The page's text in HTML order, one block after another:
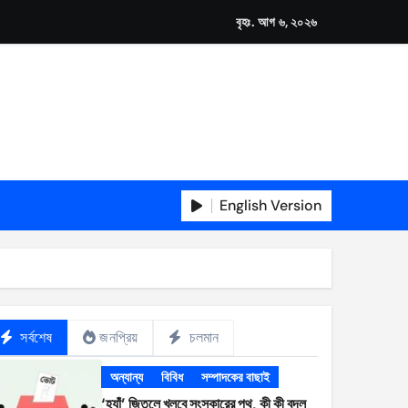
বৃহঃ. আগ ৬, ২০২৬
English Version
সর্বশেষ জনপ্রিয় চলমান
অন্যান্য বিবিধ সম্পাদকের বাছাই
‘হ্যাঁ’ জিতলে খুলবে সংস্কারের পথ, কী কী বদল